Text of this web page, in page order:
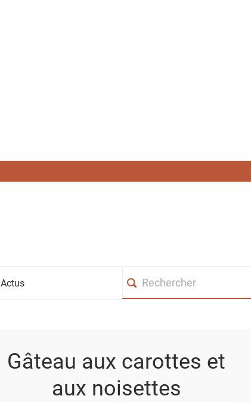
Actus
Gâteau aux carottes et
aux noisettes